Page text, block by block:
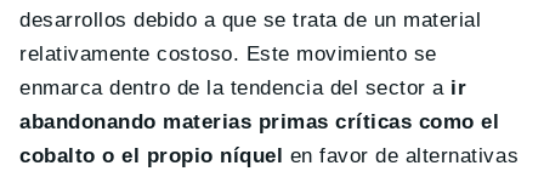
desarrollos debido a que se trata de un material
relativamente costoso. Este movimiento se
enmarca dentro de la tendencia del sector a ir
abandonando materias primas críticas como el
cobalto o el propio níquel en favor de alternativas